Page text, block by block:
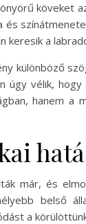
köveket
keresik a
különböző
úgy vélik,
hanem
már, és
belső
a